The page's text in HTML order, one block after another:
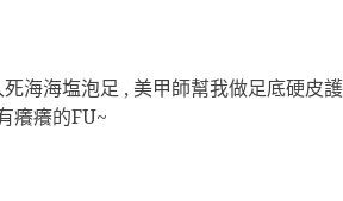
死海海塩泡足 , 美甲師幫我做足底硬皮
癢癢的FU~